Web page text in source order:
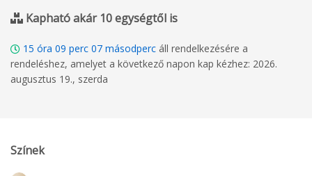
Kapható akár 10 egységtől is
15 óra 09 perc 06 másodperc áll rendelkezésére a
rendeléshez, amelyet a következő napon kap kézhez: 2026.
augusztus 19., szerda
Színek